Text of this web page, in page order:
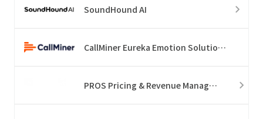
SoundHound AI
CallMiner Eureka Emotion Solution Suite
PROS Pricing & Revenue Management